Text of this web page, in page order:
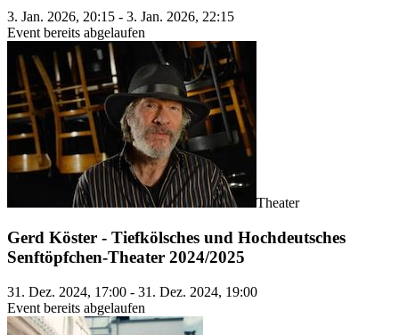
3. Jan. 2026, 20:15 - 3. Jan. 2026, 22:15
Event bereits abgelaufen
Theater
Gerd Köster - Tiefkölsches und Hochdeutsches
Senftöpfchen-Theater 2024/2025
31. Dez. 2024, 17:00 - 31. Dez. 2024, 19:00
Event bereits abgelaufen